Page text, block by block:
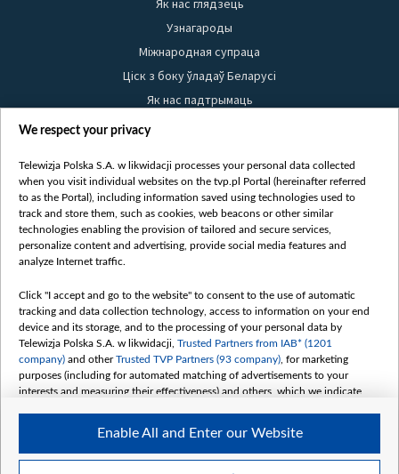
Як нас глядзець
Узнагароды
Міжнародная супраца
Ціск з боку ўладаў Беларусі
Як нас падтрымаць
Правілы выкарыстання матэрыялаў
Бяспека
Youtube
Белсат news
Белсат Shorts
Жэстачайшы мульт
Belsat English
Biełsat PL
Белсат Now
Белсат History
Белсат Music
Белсат Doc
My consents
We respect your privacy
Telewizja Polska S.A. w likwidacji processes your personal data collected
when you visit individual websites on the tvp.pl Portal (hereinafter referred
to as the Portal), including information saved using technologies used to
track and store them, such as cookies, web beacons or other similar
technologies enabling the provision of tailored and secure services,
personalize content and advertising, provide social media features and
analyze Internet traffic.
Click "I accept and go to the website" to consent to the use of automatic
tracking and data collection technology, access to information on your end
device and its storage, and to the processing of your personal data by
Telewizja Polska S.A. w likwidacji, Trusted Partners from IAB* (1201
company) and otherTrusted TVP Partners (93 company) , for marketing
purposes (including for automated matching of advertisements to your
interests and measuring their effectiveness) and others, which we indicate
The purposes of processing your data by TVP S.A. w likwidacji are as
follows:
Enable All and Enter our Website